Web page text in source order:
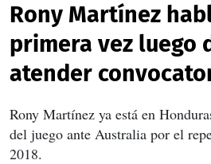
Rony Martínez
primera vez luego
atender
Rony Martínez ya está en
del juego ante Australia por el
2018.